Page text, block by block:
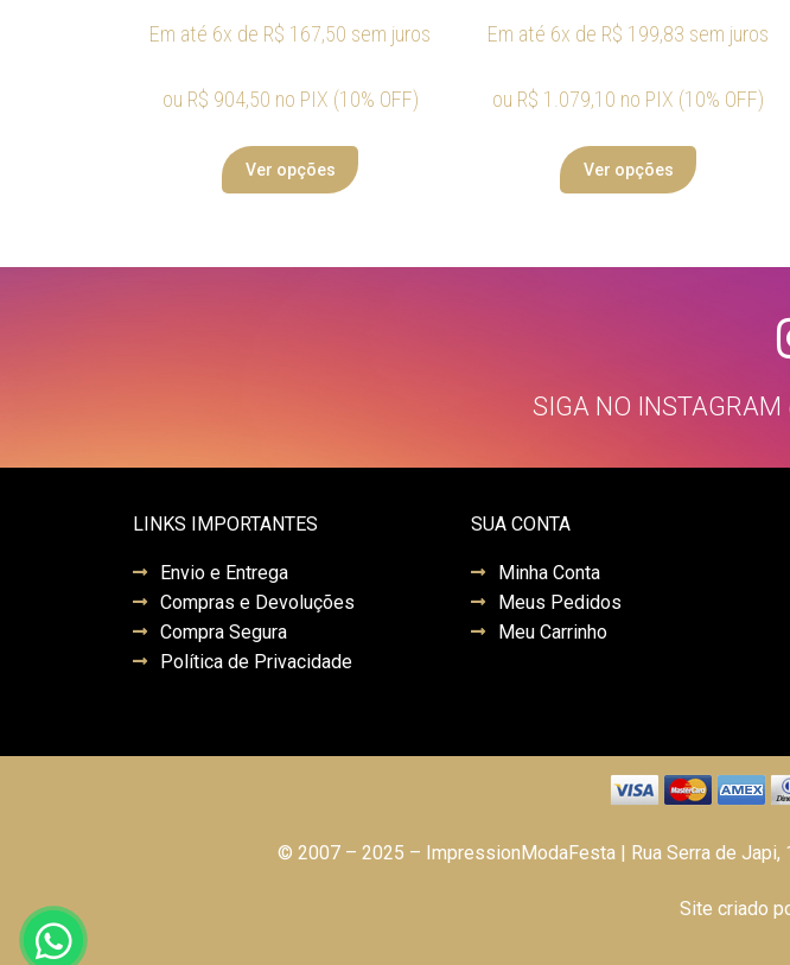
Em até 6x de R$ 167,50 sem juros
ou R$ 904,50 no PIX (10% OFF)
Ver opções
Em até 6x de R$ 199,83 sem juros
ou R$ 1.079,10 no PIX (10% OFF)
Ver opções
SIGA NO
LINKS IMPORTANTES
Envio e Entrega
Compras e Devoluções
Compra Segura
Política de Privacidade
SUA CONTA
Minha Conta
Meus Pedidos
Meu Carrinho
© 2007 – 2025 – ImpressionModaFesta | Rua Serra de
Site criado